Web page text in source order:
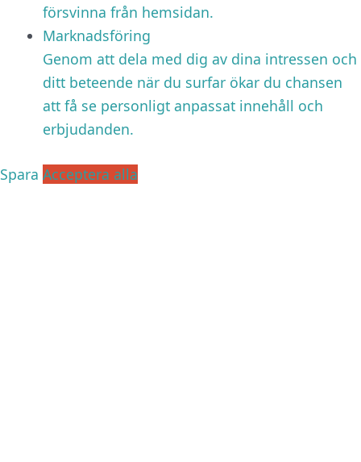
försvinna från hemsidan.
Marknadsföring
Genom att dela med dig av dina intressen och
ditt beteende när du surfar ökar du chansen
att få se personligt anpassat innehåll och
erbjudanden.
Spara Acceptera alla